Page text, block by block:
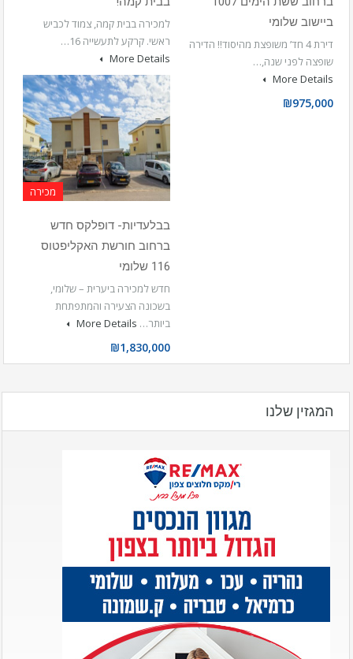
ביישוב שלומי
דירת 4 חד’ משופצת מהיסוד!! הדירה
שופצה לפני שנה,…
More Details
₪975,000
למכירה בבית קמה, צמוד לכביש
ראשי. קרקע לתעשייה 16…
More Details
מכירה
בבלעדיות- דופלקס חדש
ברחוב חורשת האקליפטוס
116 שלומי
חדש למכירה ביערית – שלומי,
בשכונה הצעירה והמתפתחת
ביותר… More Details
₪1,830,000
המגזין שלנו